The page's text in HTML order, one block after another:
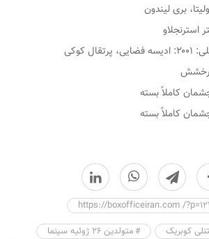
، بری لیندون
استرنجلاو
۲۰۰۱: ادیسه فضایی ، پرتقال کوکی
کاملاً بسته
کاملاً بسته
https://boxofficeiran.com /
کوبریک متولدین 26 ژوئیه سینما